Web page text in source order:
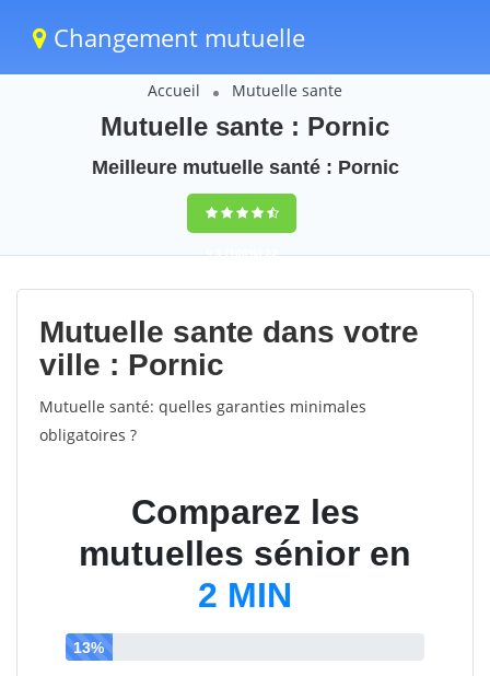
Changement mutuelle
Accueil Mutuelle sante
Mutuelle sante : Pornic
Meilleure mutuelle santé : Pornic
9,5(100%)22
votes
Mutuelle sante dans votre
ville : Pornic
Mutuelle santé: quelles garanties minimales
obligatoires ?